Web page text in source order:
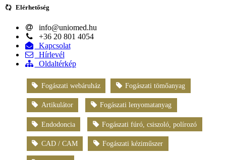
Elérhetőség
info@uniomed.hu
+36 20 801 4054
Kapcsolat
Hírlevél
Oldaltérkép
Fogászati webáruház Fogászati tömőanyag
Artikulátor Fogászati lenyomatanyag
Endodoncia Fogászati fúró, csiszoló, polírozó
CAD / CAM Fogászati kéziműszer